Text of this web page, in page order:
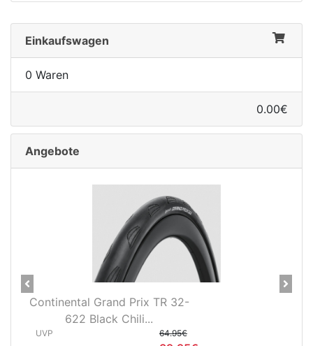
Einkaufswagen
0 Waren
0.00€
Angebote
TR 32-
64.95€
Continental Grand Prix TR
UVP
Previous Next